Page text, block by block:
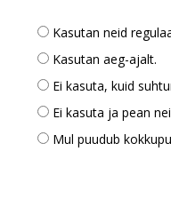
Kasutan neid
Kasutan aeg-ajalt.
Ei kasuta, kuid
Ei kasuta ja pean
Mul puudub